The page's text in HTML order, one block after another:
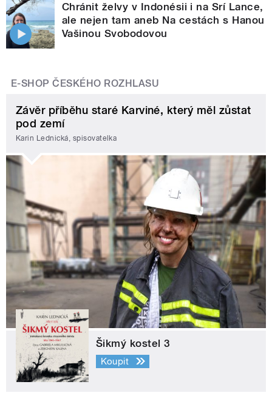
Chránit želvy v Indonésii i na Srí Lance,
ale nejen tam aneb Na cestách s Hanou
Vašinou Svobodovou
E-SHOP ČESKÉHO ROZHLASU
Závěr příběhu staré Karviné, který měl zůstat
pod zemí
Karin Lednická, spisovatelka
Šikmý kostel 3
Koupit